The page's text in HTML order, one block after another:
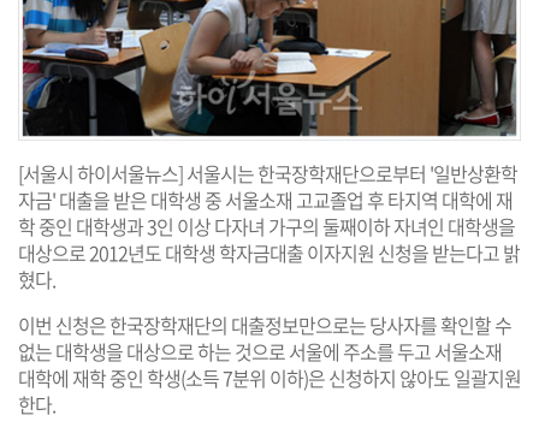
[서울시 하이서울뉴스] 서울시는 한국장학재단으로부터 '일반상환학
자금' 대출을 받은 대학생 중 서울소재 고교졸업 후 타지역 대학에 재
학 중인 대학생과 3인 이상 다자녀 가구의 둘째이하 자녀인 대학생을
대상으로 2012년도 대학생 학자금대출 이자지원 신청을 받는다고 밝
혔다.
이번 신청은 한국장학재단의 대출정보만으로는 당사자를 확인할 수
없는 대학생을 대상으로 하는 것으로 서울에 주소를 두고 서울소재
대학에 재학 중인 학생(소득 7분위 이하)은 신청하지 않아도 일괄지원
한다.